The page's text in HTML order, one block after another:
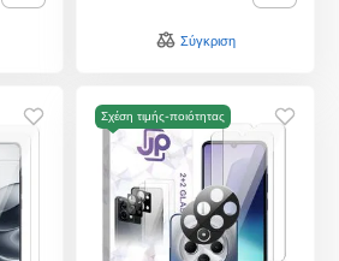
Σύγκριση
Σχέση τιμής-ποιότητας